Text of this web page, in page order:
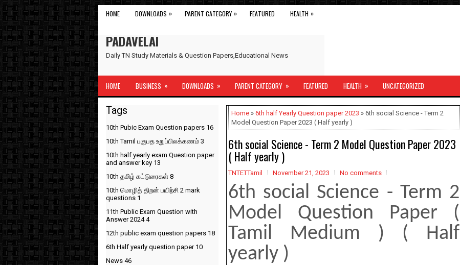
HOME DOWNLOADS » PARENT CATEGORY » FEATURED HEALTH »
PADAVELAI
Daily TN Study Materials & Question Papers,Educational News
HOME BUSINESS » DOWNLOADS » PARENT CATEGORY » FEATURED HEALTH » UNCATEGORIZED
Home » 6th half Yearly Question paper 2023 » 6th social Science - Term 2
Model Question Paper 2023 ( Half yearly )
6th social Science - Term 2 Model Question Paper 2023
( Half yearly )
TNTETTamil November 21, 2023 No comments
6th social Science - Term 2
Model Question Paper (
Tamil Medium ) ( Half
yearly )
Tags
10th Pubic Exam Question papers 16
10th Tamil பகுபத உறுப்பிலக்கணம் 3
10th half yearly exam Question paper
and answer key 13
10th தமிழ் கட்டுரைகள் 8
10th மொழித் திறன் பயிற்சி 2 mark
questions 1
11th Public Exam Question with
Answer 20244
12th public exam question papers 18
6th Half yearly question paper 10
News 46